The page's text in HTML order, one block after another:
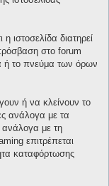
ιστοσελίδα διατηρεί
στο forum
ή το πνεύμα των όρων
ή να κλείνουν το
ανάλογα με τα
ανάλογα με τη
επιτρέπεται
καταφόρτωσης